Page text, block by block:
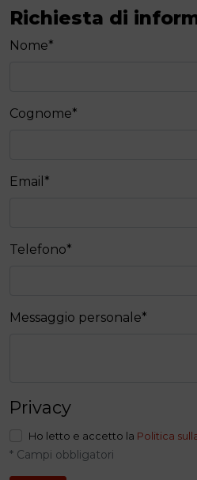
Richiesta di
Nome*
Cognome*
Email *
Telefono*
Messaggio personale*
Privacy
Ho letto e accetto la Politica
* Campi obbligatori